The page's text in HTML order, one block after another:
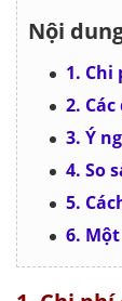
Nội
1. Chi
2.
3. Ý
4. So
5.
6.